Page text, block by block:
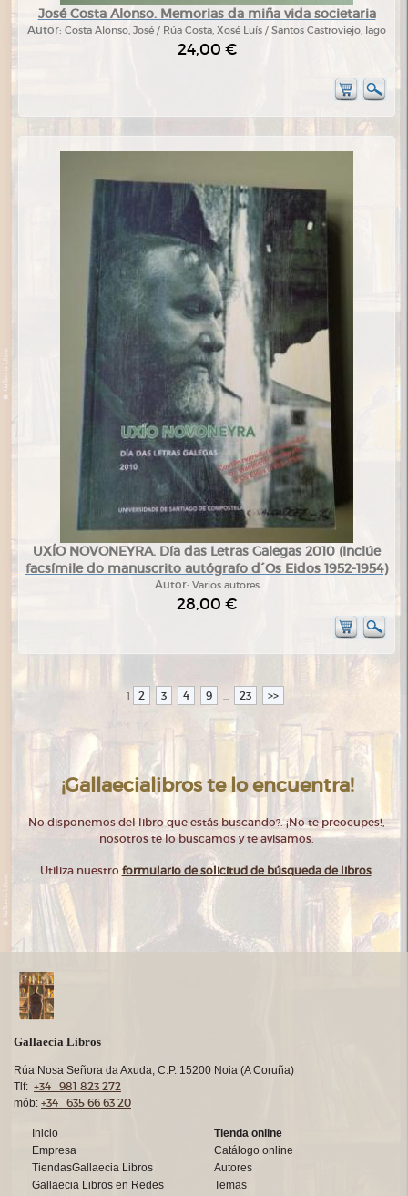
José Costa Alonso. Memorias da miña vida societaria
Autor: Costa Alonso, José / Rúa Costa, Xosé Luís / Santos Castroviejo, Iago
24,00 €
UXÍO NOVONEYRA. Día das Letras Galegas 2010 (Inclúe
facsímile do manuscrito autógrafo d´Os Eidos 1952-1954)
Autor: Varios autores
28,00 €
1 2 3 4 9 ... 23 >>
¡Gallaecialibros te lo encuentra!
No disponemos del libro que estás buscando?. ¡No te preocupes!,
nosotros te lo buscamos y te avisamos.
Utiliza nuestro formulario de solicitud de búsqueda de libros.
Gallaecia Libros
Rúa Nosa Señora da Axuda, C.P. 15200 Noia (A Coruña)
Tlf: +34 981 823 272
mób: +34 635 66 63 20
Inicio
Empresa
TiendasGallaecia Libros
Gallaecia Libros en Redes
Tienda online
Catálogo online
Autores
Temas